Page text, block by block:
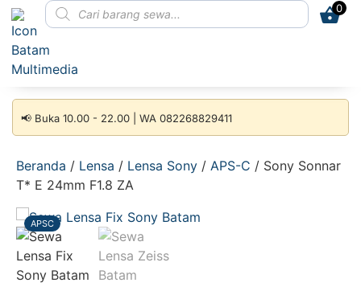
0
📢 Buka 10.00 - 22.00 | WA 082268829411
Beranda / Lensa / Lensa Sony / APS-C / Sony Sonnar
T* E 24mm F1.8 ZA
APSC